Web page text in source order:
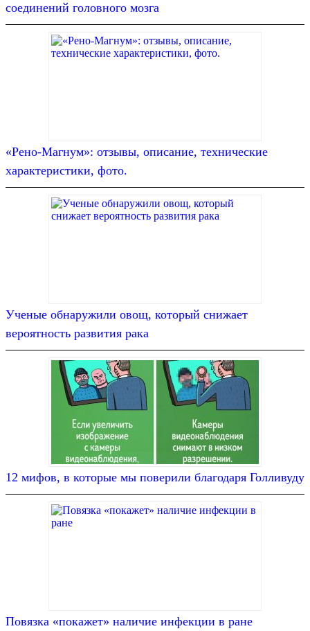
соединений головного мозга
«Рено-Магнум»: отзывы, описание, технические
характеристики, фото.
Ученые обнаружили овощ, который снижает
вероятность развития рака
12 мифов, в которые мы поверили благодаря Голливуду
Повязка «покажет» наличие инфекции в ране